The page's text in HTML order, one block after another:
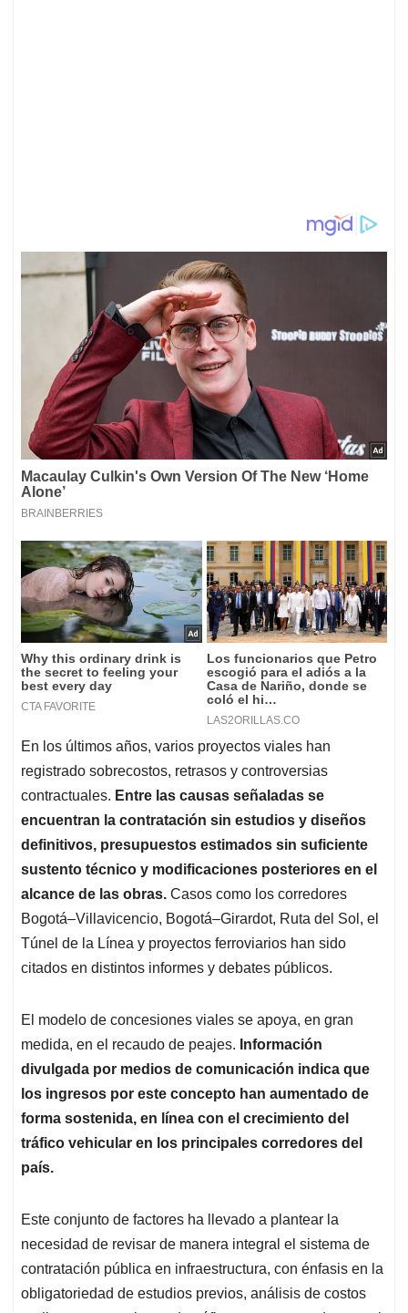
En los últimos años, varios proyectos viales han
registrado sobrecostos, retrasos y controversias
contractuales. Entre las causas señaladas se
encuentran la contratación sin estudios y diseños
definitivos, presupuestos estimados sin suficiente
sustento técnico y modificaciones posteriores en el
alcance de las obras. Casos como los corredores
Bogotá–Villavicencio, Bogotá–Girardot, Ruta del Sol, el
Túnel de la Línea y proyectos ferroviarios han sido
citados en distintos informes y debates públicos.
El modelo de concesiones viales se apoya, en gran
medida, en el recaudo de peajes. Información
divulgada por medios de comunicación indica que
los ingresos por este concepto han aumentado de
forma sostenida, en línea con el crecimiento del
tráfico vehicular en los principales corredores del
país.
Este conjunto de factores ha llevado a plantear la
necesidad de revisar de manera integral el sistema de
contratación pública en infraestructura, con énfasis en la
obligatoriedad de estudios previos, análisis de costos